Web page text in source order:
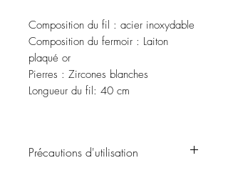
Composition du fil : acier inoxydable
Composition du fermoir : Laiton
plaqué or
Pierres : Zircones blanches
Longueur du fil: 40 cm
Précautions d'utilisation